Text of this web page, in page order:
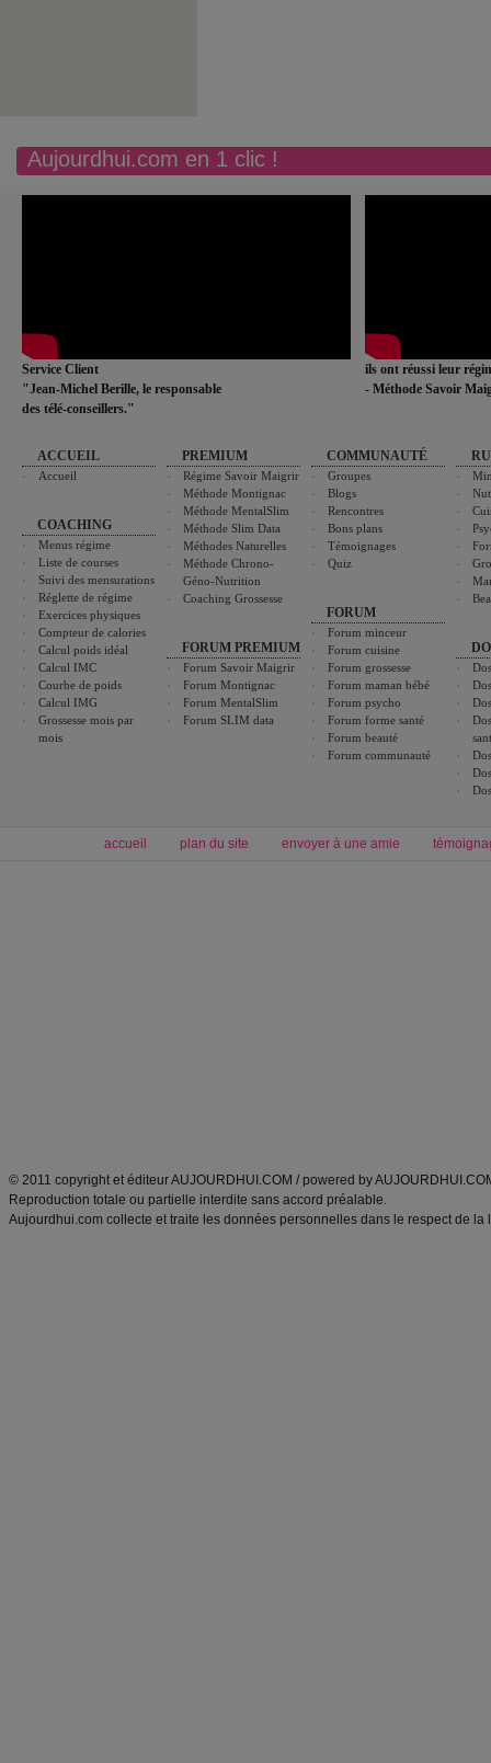
Aujourdhui.com en 1 clic !
Service Client
"Jean-Michel Berille, le responsable
des télé-conseillers."
ils ont réussi leur
- Méthode Savoir
ACCUEIL
Accueil
COACHING
Menus régime
Liste de courses
Suivi des mensurations
Réglette de régime
Exercices physiques
Compteur de calories
Calcul poids idéal
Calcul IMC
Courbe de poids
Calcul IMG
Grossesse mois par
mois
PREMIUM
Régime Savoir Maigrir
Méthode Montignac
Méthode MentalSlim
Méthode Slim Data
Méthodes Naturelles
Méthode Chrono-
Géno-Nutrition
Coaching Grossesse
FORUM PREMIUM
Forum Savoir Maigrir
Forum Montignac
Forum MentalSlim
Forum SLIM data
COMMUNAUTÉ
Groupes
Blogs
Rencontres
Bons plans
Témoignages
Quiz
FORUM
Forum minceur
Forum cuisine
Forum grossesse
Forum maman bébé
Forum psycho
Forum forme santé
Forum beauté
Forum communauté
accueil plan du site envoyer à une amie
© 2011 copyright et éditeur AUJOURDHUI.COM / powered by
Reproduction totale ou partielle interdite sans accord préalable.
Aujourdhui.com collecte et traite les données personnelles dans le respect de